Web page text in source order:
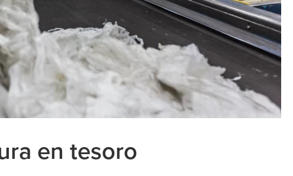
en tesoro